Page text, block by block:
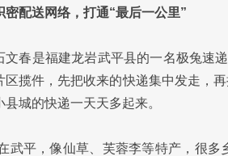
密配送网络，打通“最后一公里”
文春是福建龙岩武平县的一名极兔速
区揽件，先把收来的快递集中发走，
县城的快递一天天多起来。
武平，像仙草、芙蓉李等特产，很